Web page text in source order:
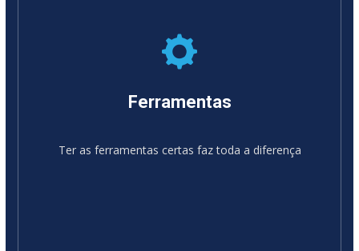
Ferramentas
Ter as ferramentas certas faz toda a diferença